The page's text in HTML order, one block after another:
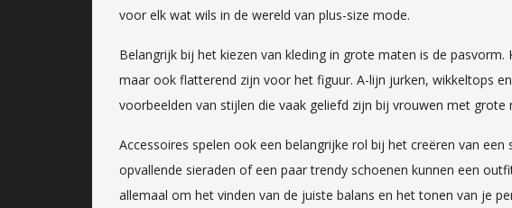
voor elk wat wils in de wereld van plus-size mode.
Belangrijk bij het kiezen van kleding in grote maten is de
maar ook flatterend zijn voor het figuur. A-lijn jurken, wikkeltops
voorbeelden van stijlen die vaak geliefd zijn bij vrouwen met grote
Accessoires spelen ook een belangrijke rol bij het creëren van
opvallende sieraden of een paar trendy schoenen kunnen een
allemaal om het vinden van de juiste balans en het tonen van je